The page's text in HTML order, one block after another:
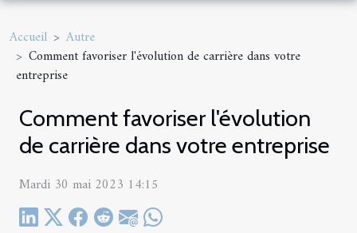
Accueil
Autre
Comment favoriser l'évolution de carrière dans votre
entreprise
Comment favoriser l'évolution
de carrière dans votre entreprise
Mardi 30 mai 2023 14:15